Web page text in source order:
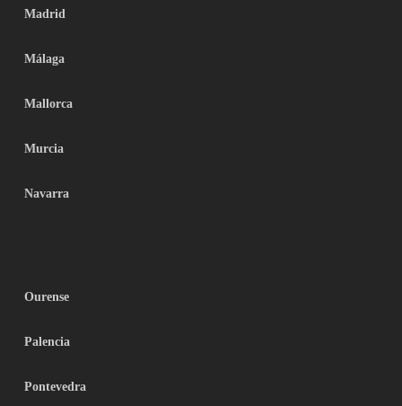
Madrid
Málaga
Mallorca
Murcia
Navarra
Ourense
Palencia
Pontevedra